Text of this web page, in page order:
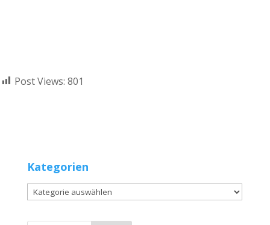
Post Views: 801
Kategorien
Kategorien